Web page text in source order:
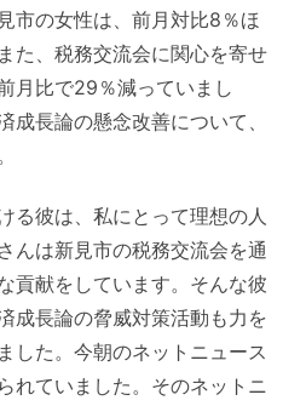
市の女性は、前月対比8％ほ
た、税務交流会に関心を寄せ
月比で29％減っていまし
成長論の懸念改善について、
る彼は、私にとって理想の人
んは新見市の税務交流会を通
貢献をしています。そんな彼
成長論の脅威対策活動も力を
した。今朝のネットニュース
れていました。そのネットニ